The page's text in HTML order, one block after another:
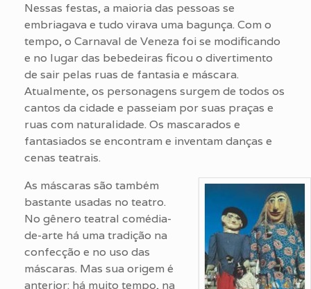
Nessas festas, a maioria das pessoas se
embriagava e tudo virava uma bagunça. Com o
tempo, o Carnaval de Veneza foi se modificando
e no lugar das bebedeiras ficou o divertimento
de sair pelas ruas de fantasia e máscara.
Atualmente, os personagens surgem de todos os
cantos da cidade e passeiam por suas praças e
ruas com naturalidade. Os mascarados e
fantasiados se encontram e inventam danças e
cenas teatrais.
As máscaras são também
bastante usadas no teatro.
No gênero teatral comédia-
de-arte há uma tradição na
confecção e no uso das
máscaras. Mas sua origem é
anterior: há muito tempo, na